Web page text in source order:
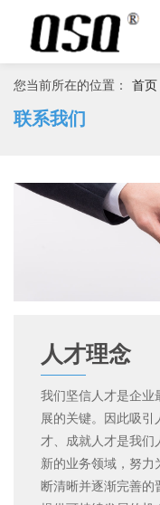
您当前所在的位置： 首页
联系我们
人才理念
我们坚信人才是企业
展的关键。因此吸引
才、成就人才是我们
新的业务领域，努力
断清晰并逐渐完善的